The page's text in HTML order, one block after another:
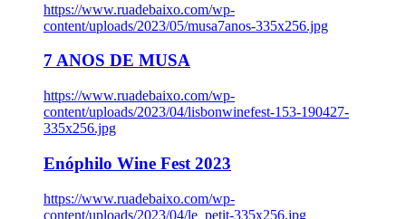
https://www.ruadebaixo.com/wp-
content/uploads/2023/05/musa7anos-335x256.jpg
7 ANOS DE MUSA
https://www.ruadebaixo.com/wp-
content/uploads/2023/04/lisbonwinefest-153-190427-
335x256.jpg
Enóphilo Wine Fest 2023
https://www.ruadebaixo.com/wp-
content/uploads/2023/04/le_petit-335x256.jpg